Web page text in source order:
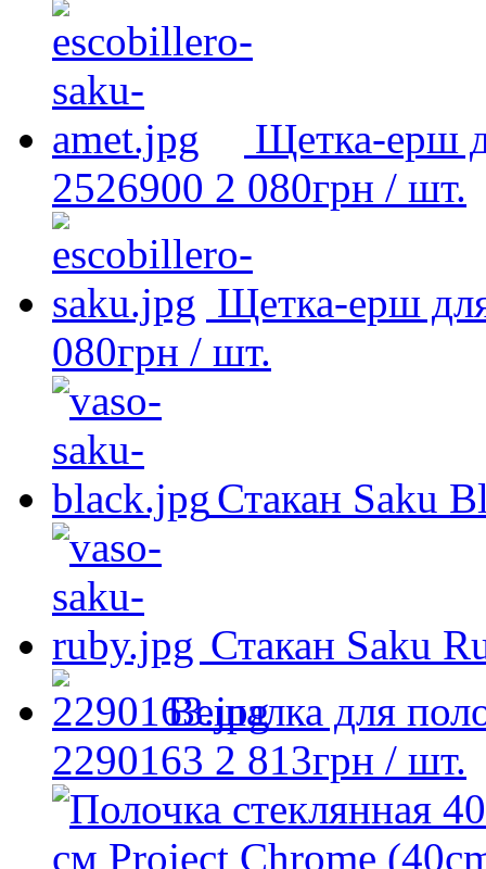
Щетка-ерш
2526900 2 080грн / шт.
Щетка-ерш
080грн / шт.
Стакан Saku
Стакан Saku
Вешалка для
2290163 2 813грн / шт.